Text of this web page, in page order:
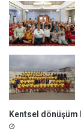
Kentsel dönüşüm